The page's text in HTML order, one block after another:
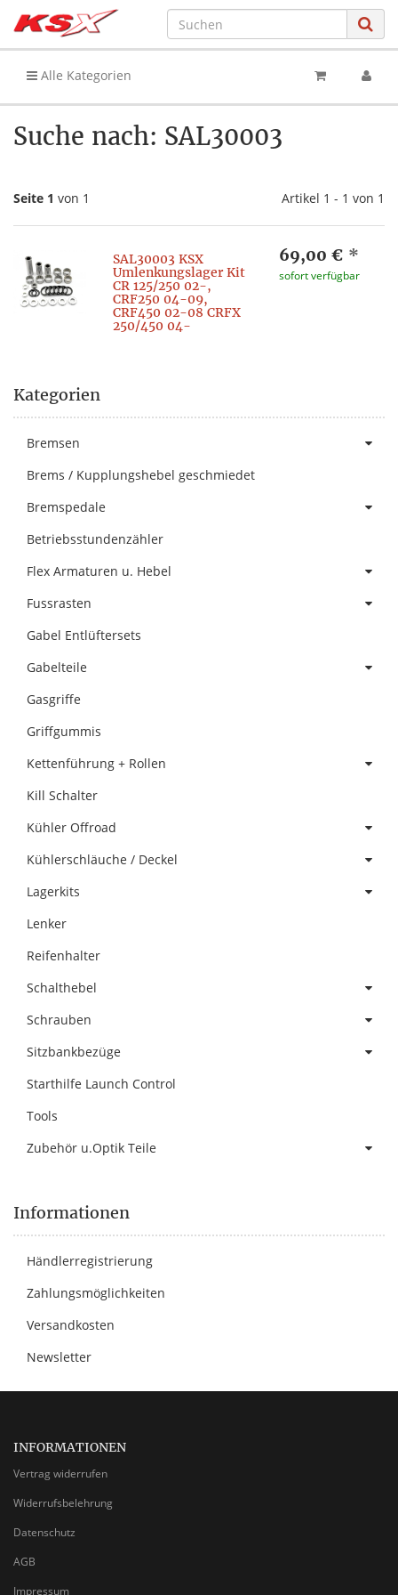
Alle Kategorien
Suche nach: SAL30003
Seite 1 von 1 Artikel 1 - 1 von 1
SAL30003 KSX
Umlenkungslager Kit
CR 125/250 02-,
CRF250 04-09,
CRF450 02-08 CRFX
250/450 04-
69,00 € *
sofort verfügbar
Kategorien
Bremsen
Brems / Kupplungshebel geschmiedet
Bremspedale
Betriebsstundenzähler
Flex Armaturen u. Hebel
Fussrasten
Gabel Entlüftersets
Gabelteile
Gasgriffe
Griffgummis
Kettenführung + Rollen
Kill Schalter
Kühler Offroad
Kühlerschläuche / Deckel
Lagerkits
Lenker
Reifenhalter
Schalthebel
Schrauben
Sitzbankbezüge
Starthilfe Launch Control
Tools
Zubehör u.Optik Teile
Informationen
Händlerregistrierung
Zahlungsmöglichkeiten
Versandkosten
Newsletter
INFORMATIONEN
Vertrag widerrufen
Widerrufsbelehrung
Datenschutz
AGB
Impressum